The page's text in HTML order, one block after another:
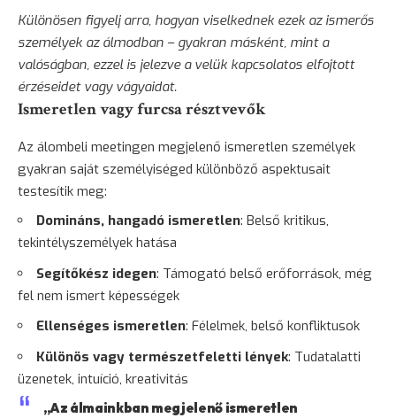
Különösen figyelj arra, hogyan viselkednek ezek az ismerős
személyek az álmodban – gyakran másként, mint a
valóságban, ezzel is jelezve a velük kapcsolatos elfojtott
érzéseidet vagy vágyaidat.
Ismeretlen vagy furcsa résztvevők
Az álombeli meetingen megjelenő ismeretlen személyek
gyakran saját személyiséged különböző aspektusait
testesítik meg:
Domináns, hangadó ismeretlen: Belső kritikus,
tekintélyszemélyek hatása
Segítőkész idegen: Támogató belső erőforrások, még
fel nem ismert képességek
Ellenséges ismeretlen: Félelmek, belső konfliktusok
Különös vagy természetfeletti lények: Tudatalatti
üzenetek, intuíció, kreativitás
„Az álmainkban megjelenő ismeretlen